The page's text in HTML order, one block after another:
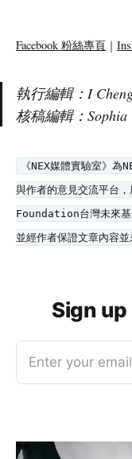
Facebook 粉絲專頁 ｜
執行編輯：I
核稿編輯：Sophia
《NEX媒體實驗室》
與作者的意見交流平台
Foundation台灣未來基
並經作者保證文章內容並
Sign
Enter your email